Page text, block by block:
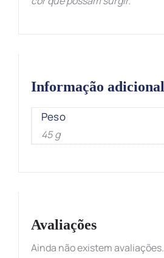
Informação adicional
Peso
45 g
Avaliações
Ainda não existem avaliações.